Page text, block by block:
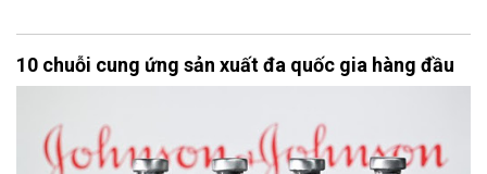
10 chuỗi cung ứng sản xuất đa quốc gia hàng đầu